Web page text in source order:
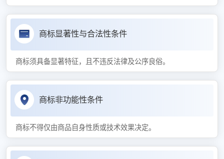
商标显著性与合法性条件
商标须具备显著特征，且不违反法律及公序良俗。
商标非功能性条件
商标不得仅由商品自身性质或技术效果决定。